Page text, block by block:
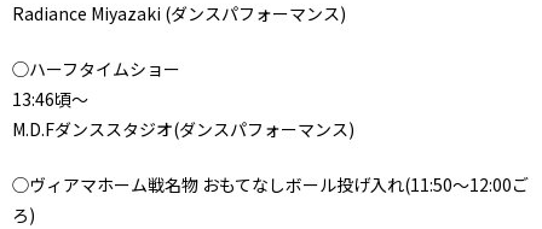
Radiance Miyazaki (ダンスパフォーマンス)
◯ハーフタイムショー
13:46頃～
M.D.Fダンススタジオ(ダンスパフォーマンス)
◯ヴィアマホーム戦名物 おもてなしボール投げ入れ(11:50～12:00ご
ろ)